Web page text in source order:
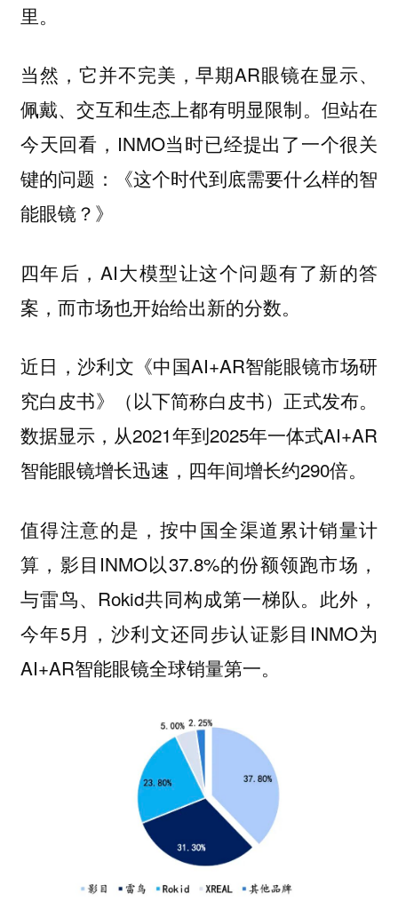
里。
当然，它并不完美，早期AR眼镜在显示、
佩戴、交互和生态上都有明显限制。但站在
今天回看，INMO当时已经提出了一个很关
键的问题：《这个时代到底需要什么样的智
能眼镜？》
四年后，AI大模型让这个问题有了新的答
案，而市场也开始给出新的分数。
近日，沙利文《中国AI+AR智能眼镜市场研
究白皮书》（以下简称白皮书）正式发布。
数据显示，从2021年到2025年一体式AI+AR
智能眼镜增长迅速，四年间增长约290倍。
值得注意的是，按中国全渠道累计销量计
算，影目INMO以37.8%的份额领跑市场，
与雷鸟、Rokid共同构成第一梯队。此外，
今年5月，沙利文还同步认证影目INMO为
AI+AR智能眼镜全球销量第一。